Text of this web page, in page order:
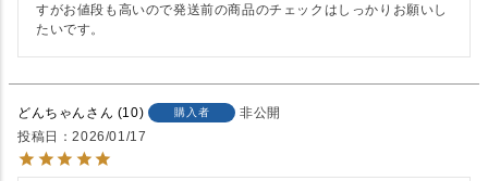
すがお値段も高いので発送前の商品のチェックはしっかりお願いし
たいです。
どんちゃん 10 購入者
非公開
投稿日
2026/01/17